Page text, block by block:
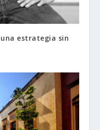
estrategia sin